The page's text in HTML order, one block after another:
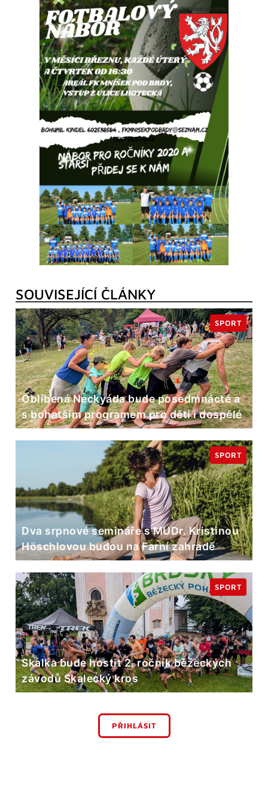
SOUVISEJÍCÍ ČLÁNKY
Oblíbená Neckyáda bude posedmnácté a
s bohatším programem pro děti i dospělé
SPORT
Dva srpnové semináře s MUDr. Kristinou
Höschlovou budou na Farní zahradě
SPORT
Skalka bude hostit 2. ročník běžeckých
závodů Skalecký kros
SPORT
PŘIHLÁSIT